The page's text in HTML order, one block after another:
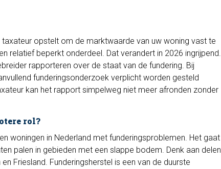
opstelt om de marktwaarde van uw woning vast te
relatief beperkt onderdeel. Dat verandert in 2026 ingrijpend.
rapporteren over de staat van de fundering. Bij
funderingsonderzoek verplicht worden gesteld
kan het rapport simpelweg niet meer afronden zonder
rol?
woningen in Nederland met funderingsproblemen. Het gaat
palen in gebieden met een slappe bodem. Denk aan delen
Friesland. Funderingsherstel is een van de duurste